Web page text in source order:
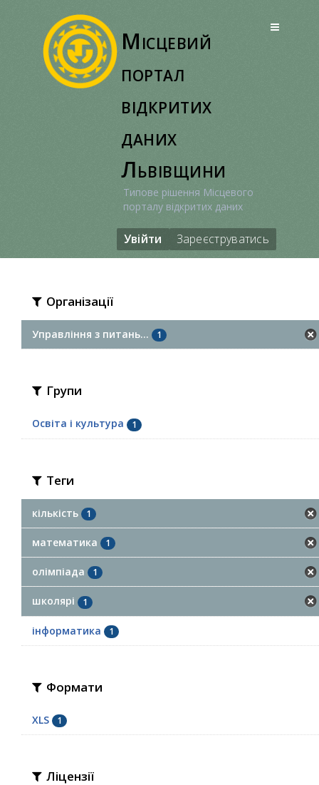
Місцевий
портал
відкритих
даних
Львівщини
Типове рішення Місцевого
порталу відкритих даних
Увійти Зареєструватись
Організації
Управління з питань... 1
Групи
Освіта і культура 1
Теги
кількість 1
математика 1
олімпіада 1
школярі 1
інформатика 1
Формати
XLS 1
Ліцензії